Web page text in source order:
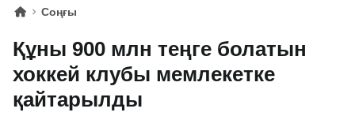
Соңғы
Құны 900 млн теңге болатын
хоккей клубы мемлекетке
қайтарылды